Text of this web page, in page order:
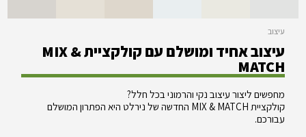
עיצוב
עיצוב אחיד ומושלם עם קולקציית MIX &
MATCH
מחפשים ליצור עיצוב נקי והרמוני בכל חלל?
קולקציית MIX & MATCH החדשה של נירלט היא הפתרון המושלם
עבורכם.